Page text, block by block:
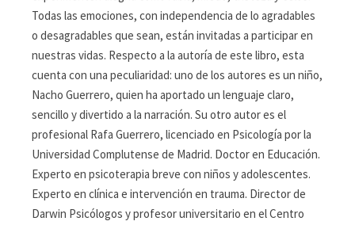
Todas las emociones, con independencia de lo agradables
o desagradables que sean, están invitadas a participar en
nuestras vidas. Respecto a la autoría de este libro, esta
cuenta con una peculiaridad: uno de los autores es un niño,
Nacho Guerrero, quien ha aportado un lenguaje claro,
sencillo y divertido a la narración. Su otro autor es el
profesional Rafa Guerrero, licenciado en Psicología por la
Universidad Complutense de Madrid. Doctor en Educación.
Experto en psicoterapia breve con niños y adolescentes.
Experto en clínica e intervención en trauma. Director de
Darwin Psicólogos y profesor universitario en el Centro